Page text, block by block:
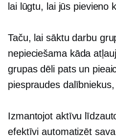
lai lūgtu, lai jūs pievieno
Taču, lai sāktu darbu
nepieciešama kāda
grupas dēli pats un
piespraudes
Izmantojot aktīvu
efektīvi automatizēt